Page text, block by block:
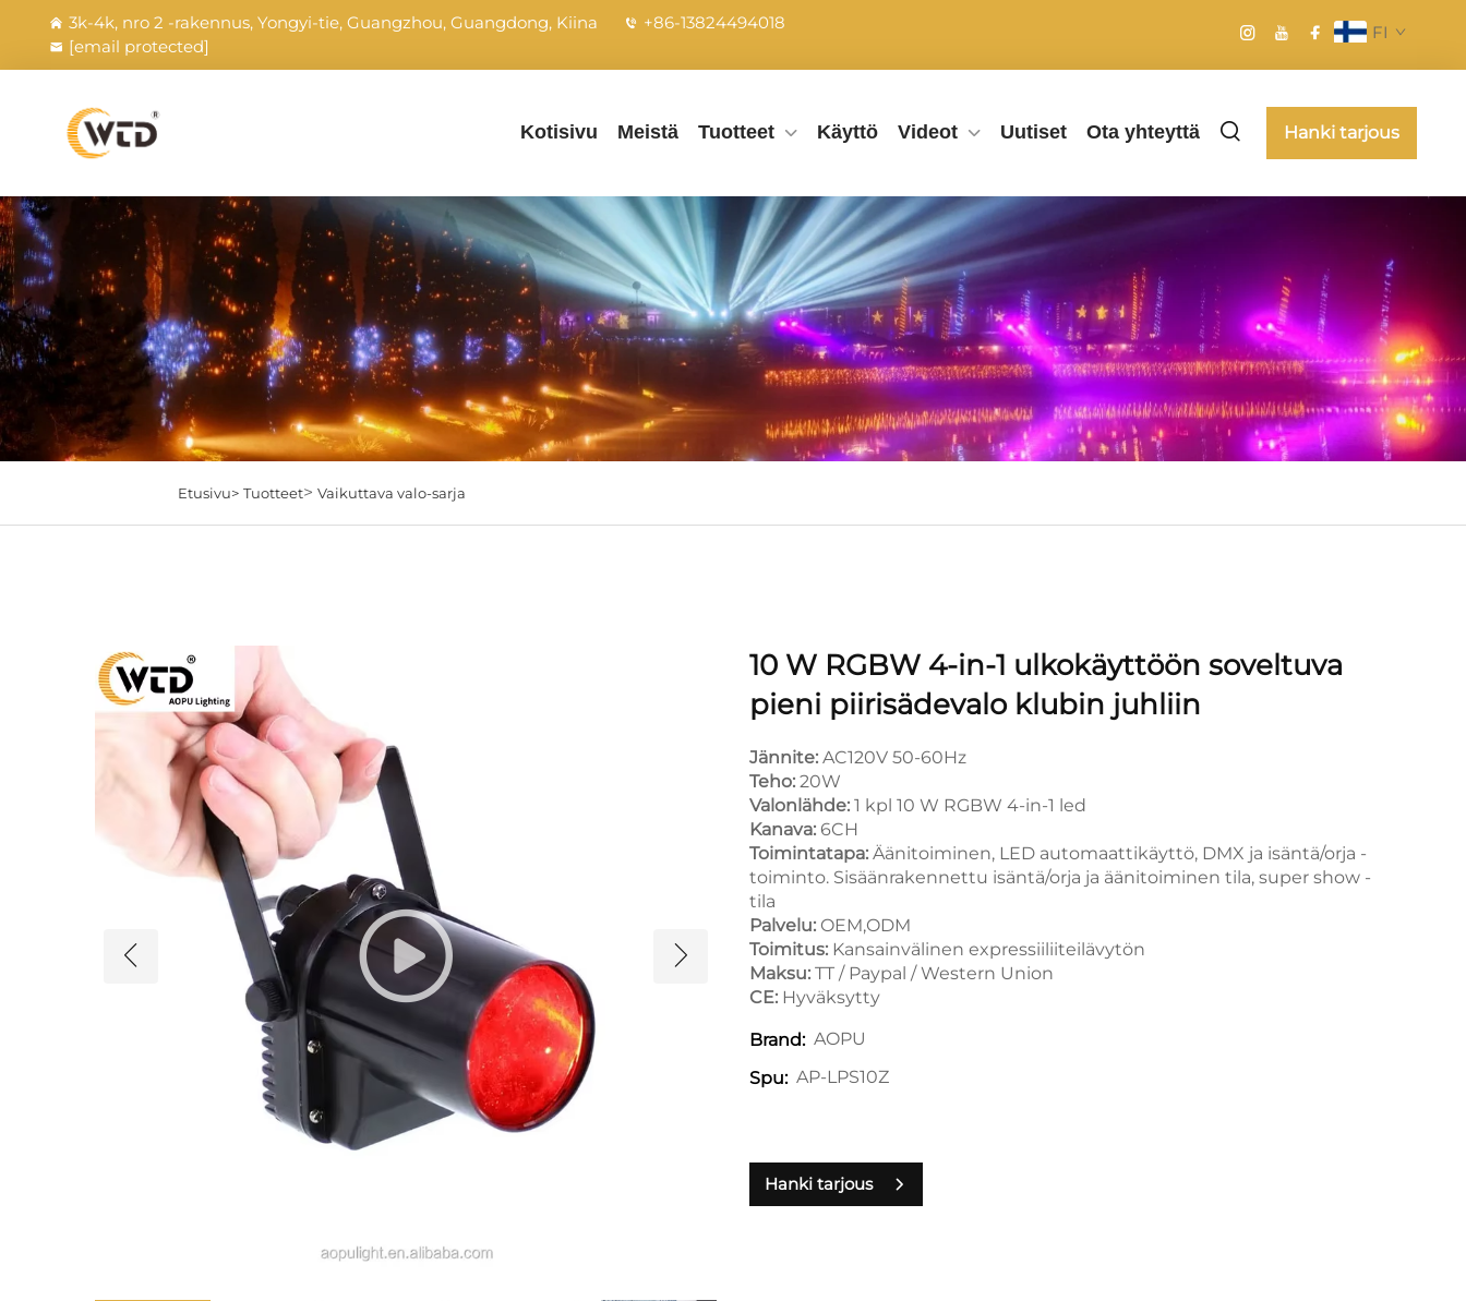
3k-4k, nro 2 -rakennus, Yongyi-tie, Guangzhou, Guangdong, Kiina
+86-13824494018
[email protected]
FI
Kotisivu Meistä Tuotteet Käyttö Videot Uutiset Ota yhteyttä Hanki tarjous
Etusivu> Tuotteet> Vaikuttava valo-sarja
10 W RGBW 4-in-1 ulkokäyttöön soveltuva
pieni piirisädevalo klubin juhliin
Jännite: AC120V 50-60Hz
Teho: 20W
Valonlähde: 1 kpl 10 W RGBW 4-in-1 led
Kanava: 6CH
Toimintatapa: Äänitoiminen, LED automaattikäyttö, DMX ja isäntä/orja -
toiminto. Sisäänrakennettu isäntä/orja ja äänitoiminen tila, super show -
tila
Palvelu: OEM,ODM
Toimitus: Kansainvälinen expressiiliiteilävytön
Maksu: TT / Paypal / Western Union
CE: Hyväksytty
Brand: AOPU
Spu: AP-LPS10Z
Hanki tarjous